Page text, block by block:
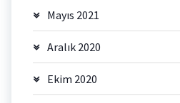
Mayıs 2021
Aralık 2020
Ekim 2020